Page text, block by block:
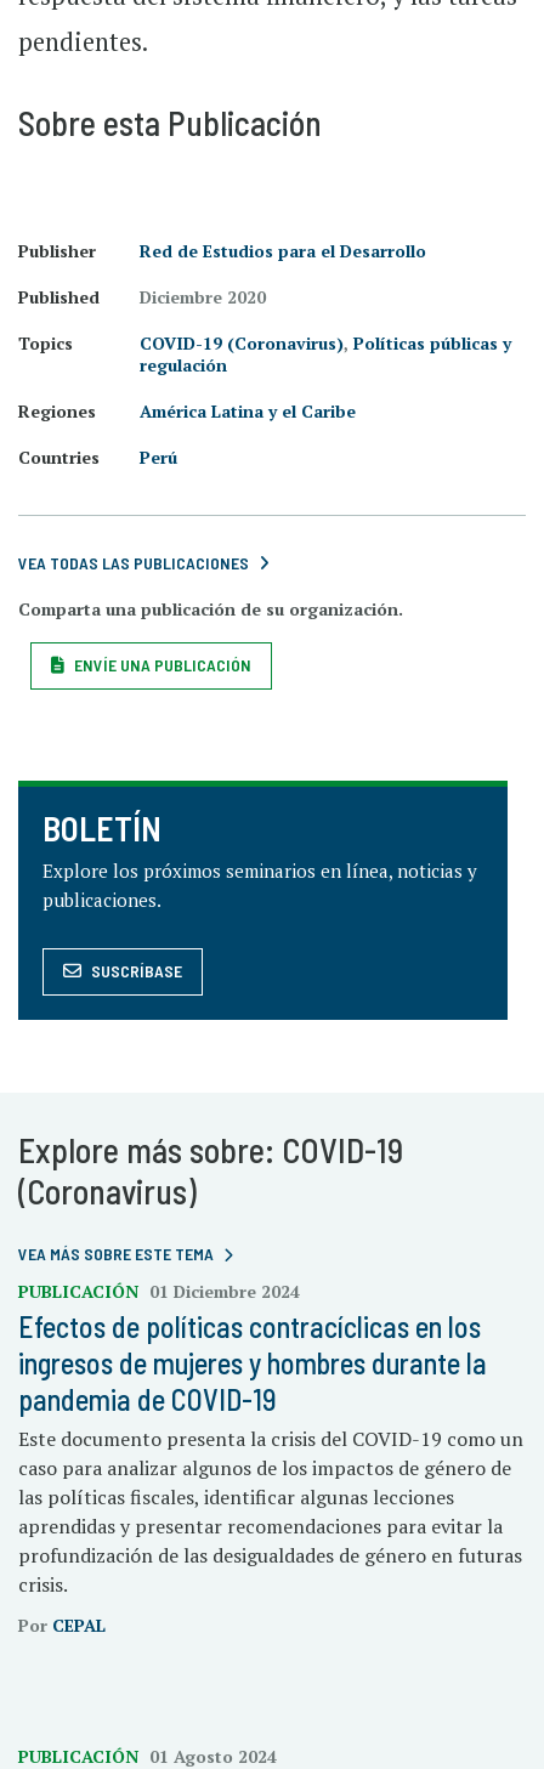
pendientes.
Sobre esta Publicación
Publisher
Red de Estudios para el Desarrollo
Published
Diciembre 2020
Topics
COVID-19 (Coronavirus), Políticas públicas y
regulación
Regiones
América Latina y el Caribe
Countries
Perú
VEA TODAS LAS PUBLICACIONES
Comparta una publicación de su organización.
ENVÍE UNA PUBLICACIÓN
BOLETÍN
Explore los próximos seminarios en línea, noticias y
publicaciones.
SUSCRÍBASE
Explore más sobre: COVID-19
(Coronavirus)
VEA MÁS SOBRE ESTE TEMA
PUBLICACIÓN 01 Diciembre 2024
Efectos de políticas contracíclicas en los
ingresos de mujeres y hombres durante la
pandemia de COVID-19
Este documento presenta la crisis del COVID-19 como un
caso para analizar algunos de los impactos de género de
las políticas fiscales, identificar algunas lecciones
aprendidas y presentar recomendaciones para evitar la
profundización de las desigualdades de género en futuras
crisis.
Por CEPAL
PUBLICACIÓN 01 Agosto 2024